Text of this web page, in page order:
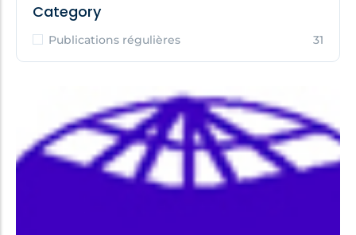
Category
Publications régulières 31